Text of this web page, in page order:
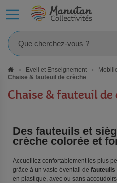
Eveil et Enseignement
Chaise & fauteuil de crèche
Chaise & fauteuil de
Des fauteuils et
crèche colorée et
Accueillez confortablement les plus
grâce à un vaste éventail de fauteuils
en plastique, avec ou sans